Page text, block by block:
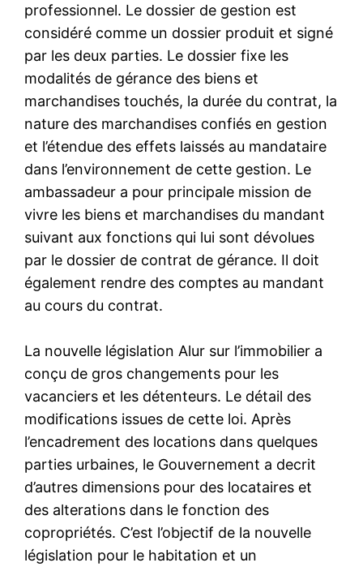
professionnel. Le dossier de gestion est
considéré comme un dossier produit et signé
par les deux parties. Le dossier fixe les
modalités de gérance des biens et
marchandises touchés, la durée du contrat, la
nature des marchandises confiés en gestion
et l’étendue des effets laissés au mandataire
dans l’environnement de cette gestion. Le
ambassadeur a pour principale mission de
vivre les biens et marchandises du mandant
suivant aux fonctions qui lui sont dévolues
par le dossier de contrat de gérance. Il doit
également rendre des comptes au mandant
au cours du contrat.
La nouvelle législation Alur sur l’immobilier a
conçu de gros changements pour les
vacanciers et les détenteurs. Le détail des
modifications issues de cette loi. Après
l’encadrement des locations dans quelques
parties urbaines, le Gouvernement a decrit
d’autres dimensions pour des locataires et
des alterations dans le fonction des
copropriétés. C’est l’objectif de la nouvelle
législation pour le habitation et un